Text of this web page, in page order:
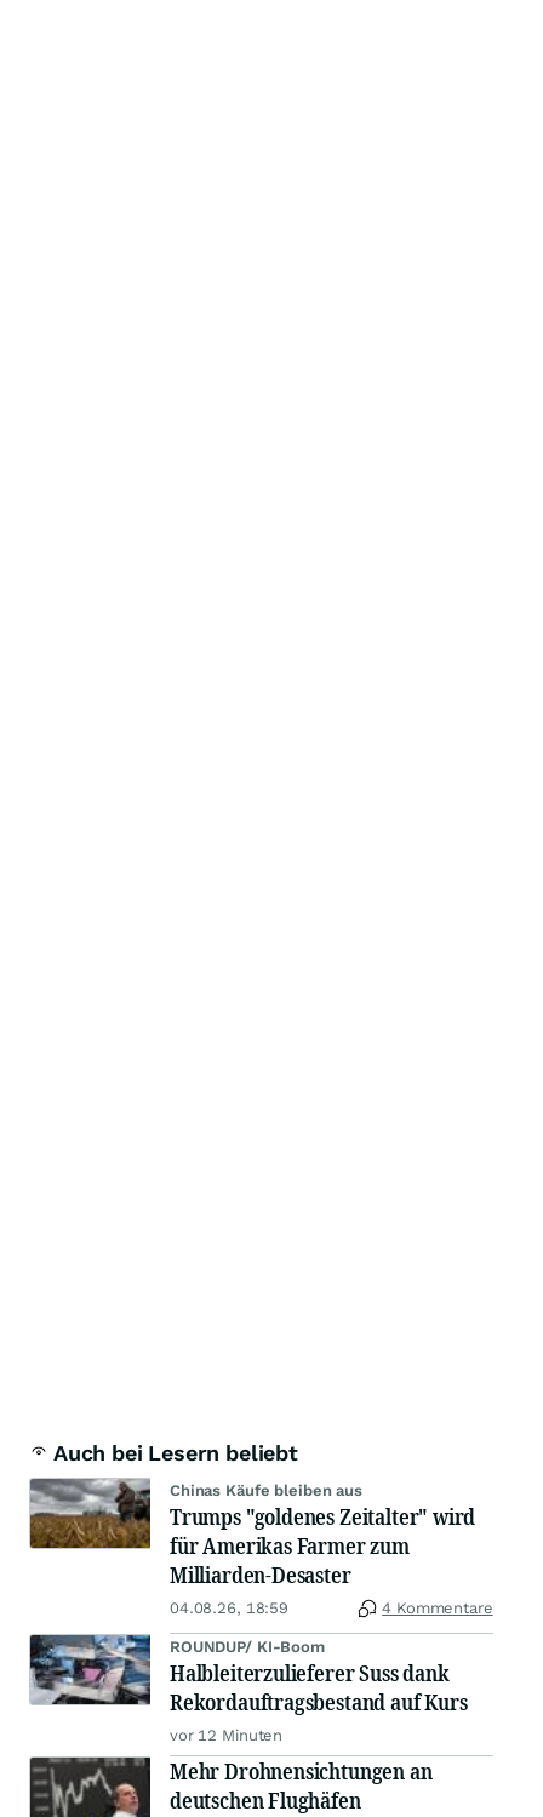
Auch bei Lesern beliebt
Chinas Käufe bleiben aus
Trumps "goldenes Zeitalter" wird
für Amerikas Farmer zum
Milliarden-Desaster
04.08.26, 18:59 4 Kommentare
ROUNDUP/ KI-Boom
Halbleiterzulieferer Suss dank
Rekordauftragsbestand auf Kurs
vor 12 Minuten
Mehr Drohnensichtungen an
deutschen Flughäfen